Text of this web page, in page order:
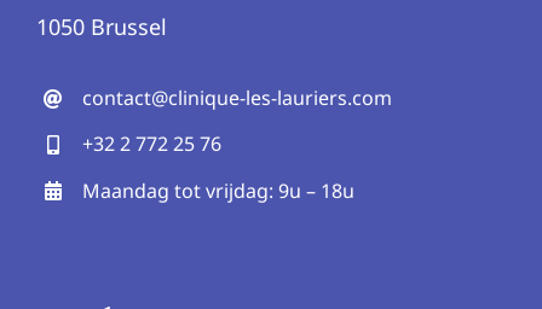
1050 Brussel
contact@clinique-les-lauriers.com
+32 2 772 25 76
Maandag tot vrijdag: 9u – 18u